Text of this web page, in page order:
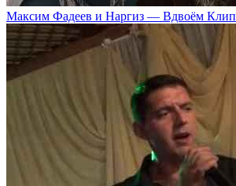
Максим Фадеев и Наргиз — Вдвоём Клип